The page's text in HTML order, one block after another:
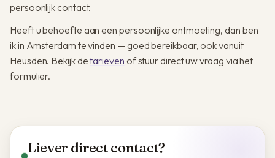
persoonlijk contact.
Heeft u behoefte aan een persoonlijke ontmoeting, dan ben
ik in Amsterdam te vinden — goed bereikbaar, ook vanuit
Heusden. Bekijk detarieven of stuur direct uw vraag via het
formulier.
Liever direct contact?